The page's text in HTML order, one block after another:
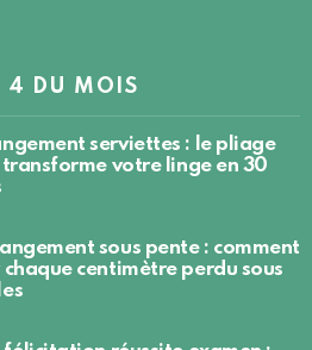
4 DU MOIS
serviettes : le pliage
votre linge en 30
sous pente : comment
centimètre perdu sous